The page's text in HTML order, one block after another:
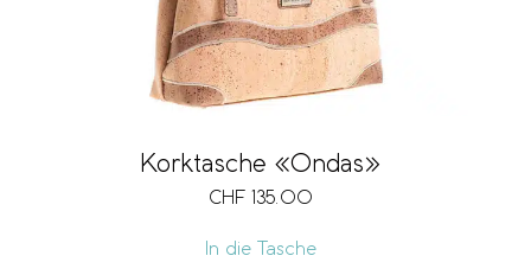
Korktasche «Ondas»
CHF 135.00
In die Tasche